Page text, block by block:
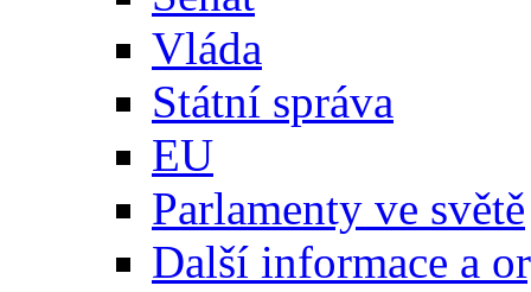
Vláda
Státní správa
EU
Parlamenty ve světě
Další informace a